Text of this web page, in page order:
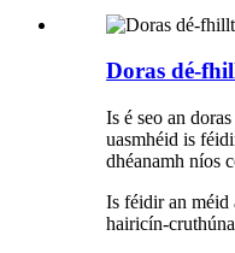
Doras dé-
Is é seo an
uasmhéid is
dhéanamh níos
Is féidir an méid
hairicín-